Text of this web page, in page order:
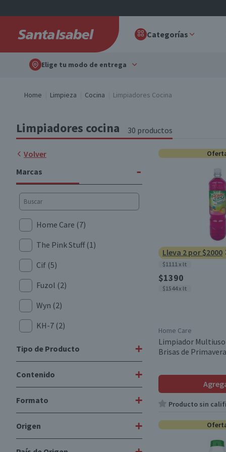
Categorías
Elige tu modo de entrega
Home Limpieza Cocina Limpiadores Cocina
Limpiadores cocina 30 productos
Volver
Marcas
-
Home Care (7)
The Pink Stuff (1)
Cif (5)
Fuzol (2)
Wyn (2)
KH-7 (2)
Mr Musculo (3)
Clorox(1)
Glassex
Excell
Tipo de Producto +
Limpiadores Antisarro
Limpiador de Inodoro
Antigrasa(12)
Abrillantadores Multiuso(1)
Contenido +
1 L(1)
450 cc(3)
Formato +
Botella
Crema
Origen +
Lleva 2 por $2000
$1111 x lt
$1390
$1544 x lt
Home Care
Limpiador
Brisas de
Producto sin